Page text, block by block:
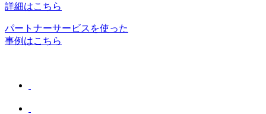
詳細はこちら
パートナーサービスを使った
事例はこちら